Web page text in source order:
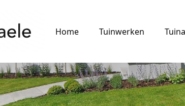
Home Tuinwerken